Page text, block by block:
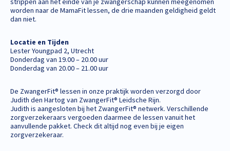
worden naar de MamaFit lessen, de drie maanden geldigheid geldt
dan niet.
Locatie en Tijden
Lester Youngpad 2, Utrecht
Donderdag van 19.00 – 20.00 uur
Donderdag van 20.00 – 21.00 uur
De ZwangerFit® lessen in onze praktijk worden verzorgd door
Judith den Hartog van ZwangerFit® Leidsche Rijn.
Judith is aangesloten bij het ZwangerFit® netwerk. Verschillende
zorgverzekeraars vergoeden daarmee de lessen vanuit het
aanvullende pakket. Check dit altijd nog even bij je eigen
zorgverzekeraar.